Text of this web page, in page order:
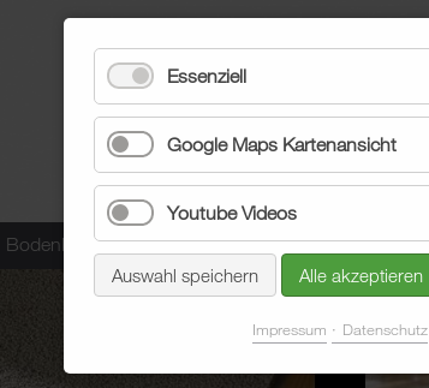
Bodenbeläge Sonnenschutz Aktuelles
Essenziell
Google Maps Kartenansicht
Youtube Videos
Auswahl speichern Alle akzeptieren
Impressum Datenschutz